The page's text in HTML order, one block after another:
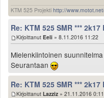
KTM 525 Projekti http://
Re: KTM 525 SMR ***
Kirjoittanut Eeli » 8.11.2016 11:22
Mielenkiintoinen
Seurantaan
Re: KTM 525 SMR ***
Kirjoittanut Lazziz » 21.11.2016 0:11